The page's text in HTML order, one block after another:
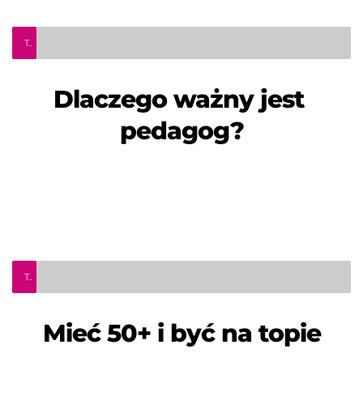
TeleInfo Pro Civium - Dlaczego ważny jest pedagog?
Dlaczego ważny jest
pedagog?
TeleInfo Pro Civium - Mieć 50+ i być na topie
Mieć 50+ i być na topie